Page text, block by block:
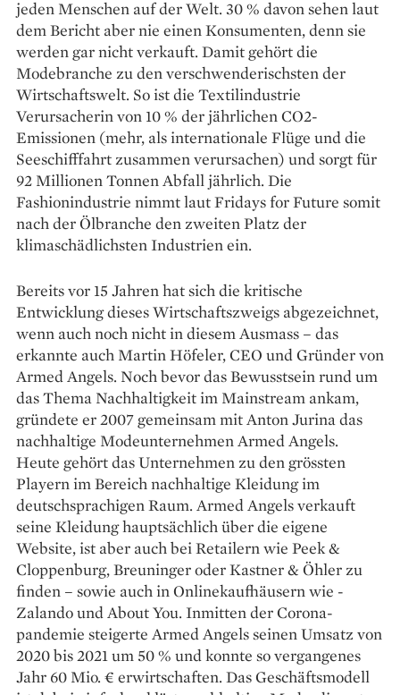
jeden Menschen auf der Welt. 30 % davon ­sehen laut
dem Bericht aber nie ­einen Konsumenten, denn sie
werden gar nicht verkauft. ­Damit gehört die
Modebranche zu den verschwenderischsten der
Wirtschaftswelt. So ist die Tex­til­industrie
Verursacherin von 10 % der jähr­lichen CO2-
Emissionen (mehr, als internationale Flüge und die
Seeschifffahrt zusammen verursachen) und sorgt für
92 Millionen Tonnen Abfall jährlich. Die
Fashionindustrie nimmt laut Fridays for Future somit
nach der Ölbranche den zweiten Platz der
klimaschädlichsten Industrien ein.
Bereits vor 15 Jahren hat sich die kritische
Entwicklung dieses Wirtschaftszweigs abgezeichnet,
wenn auch noch nicht in diesem Ausmass – das
erkannte auch Martin Höfeler, CEO und Gründer von
Armed Angels. Noch bevor das Bewusstsein rund um
das Thema Nachhaltigkeit im Mainstream ankam,
gründete er 2007 gemeinsam mit Anton Jurina das
nachhaltige Modeunternehmen Armed Angels.
Heute gehört das Unternehmen zu den grössten
Playern im Bereich nachhaltige Kleidung im
deutschsprachigen Raum. Armed Angels verkauft
seine Kleidung hauptsächlich über die eigene
Website, ist aber auch bei Retailern wie Peek &
Cloppenburg, Breuninger oder Kastner & Öhler zu
finden – sowie auch in Onlinekaufhäusern wie ­
Zalando und About You. Inmitten der Corona­
pandemie ­steigerte Armed Angels seinen Umsatz von
2020 bis 2021 um 50 % und konnte so vergangenes
Jahr 60 Mio. € erwirtschaften. Das Geschäfts­modell